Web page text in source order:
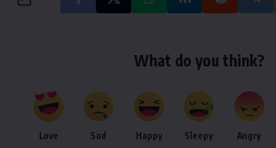
What do you think?
Love Sad Happy Sleepy Angry